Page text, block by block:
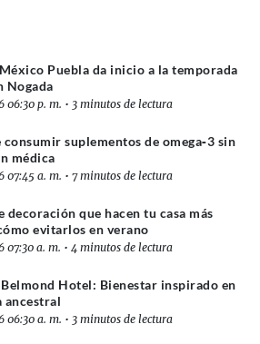
Puebla da inicio a la temporada
Nogada
06:30 p. m. • 3 minutos de lectura
consumir suplementos de omega‑3 sin
médica
07:45 a. m. • 7 minutos de lectura
decoración que hacen tu casa más
evitarlos en verano
07:30 a. m. • 4 minutos de lectura
Hotel: Bienestar inspirado en
ancestral
06:30 a. m. • 3 minutos de lectura